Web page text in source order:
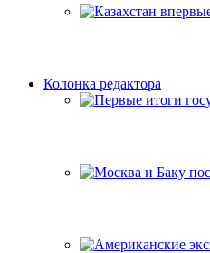
Колонка редактора